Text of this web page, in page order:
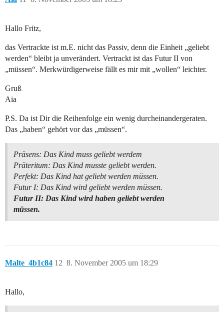
Hallo Fritz,
das Vertrackte ist m.E. nicht das Passiv, denn die Einheit „geliebt
werden“ bleibt ja unverändert. Vertrackt ist das Futur II von
„müssen“. Merkwürdigerweise fällt es mir mit „wollen“ leichter.
Gruß
Aia
P.S. Da ist Dir die Reihenfolge ein wenig durcheinandergeraten.
Das „haben“ gehört vor das „müssen“.
Präsens: Das Kind muss geliebt werdem
Präteritum: Das Kind musste geliebt werden.
Perfekt: Das Kind hat geliebt werden müssen.
Futur I: Das Kind wird geliebt werden müssen.
Futur II: Das Kind wird haben geliebt werden
müssen.
Malte_4b1c84 8. November 2005 um 18:29
12
Hallo,